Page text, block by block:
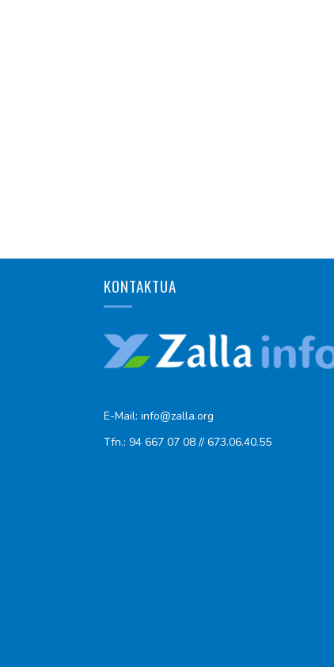
KONTAKTUA
E-Mail: info@zalla.org
Tfn.: 94 667 07 08 // 673.06.40.55